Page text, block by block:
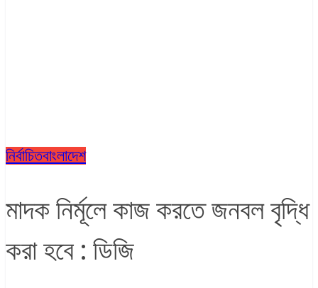
নির্বাচিতবাংলাদেশ
মাদক নির্মূলে কাজ করতে জনবল বৃদ্ধি
করা হবে : ডিজি